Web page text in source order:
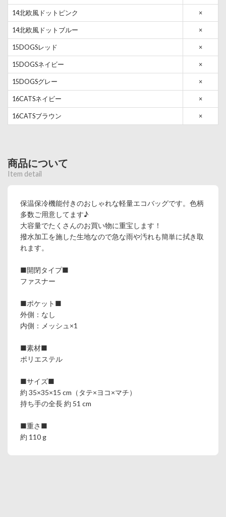
14北欧風ドットピンク ×
14北欧風ドットブルー ×
15DOGSレッド ×
15DOGSネイビー ×
15DOGSグレー ×
16CATSネイビー ×
16CATSブラウン ×
商品について
Item detail
保温保冷機能付きのおしゃれな軽量エコバッグです。色柄
多数ご用意してます♪
大容量でたくさんのお買い物に重宝します！
撥水加工を施した生地なので急な雨や汚れも簡単に拭き取
れます。
■開閉タイプ■
ファスナー
■ポケット■
外側：なし
内側：メッシュ×1
■素材■
ポリエステル
■サイズ■
約 35×35×15 cm（タテ×ヨコ×マチ）
持ち手の全長 約 51 cm
■重さ■
約 110 g